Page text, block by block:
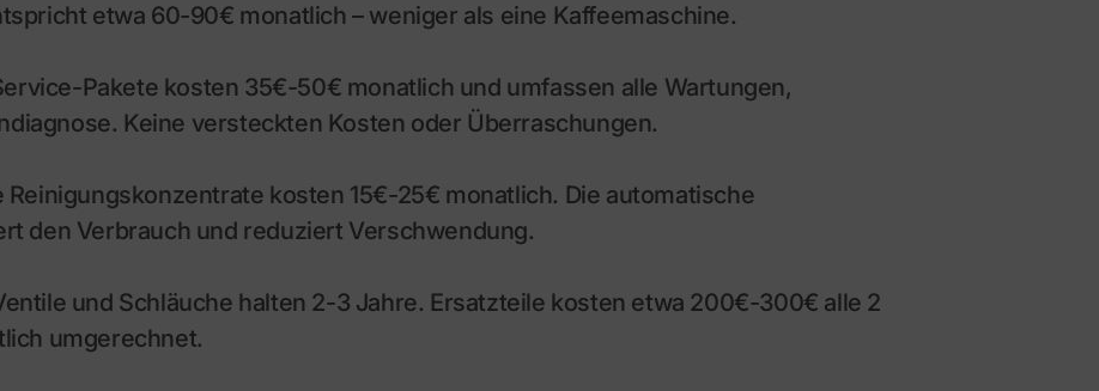
etwa 60-90€ monatlich – weniger als eine Kaffeemaschine.
Pakete kosten 35€-50€ monatlich und umfassen alle Wartungen,
Keine versteckten Kosten oder Überraschungen.
Reinigungskonzentrate kosten 15€-25€ monatlich. Die automatische
den Verbrauch und reduziert Verschwendung.
und Schläuche halten 2-3 Jahre. Ersatzteile kosten etwa 200€-300€ alle 2
umgerechnet.